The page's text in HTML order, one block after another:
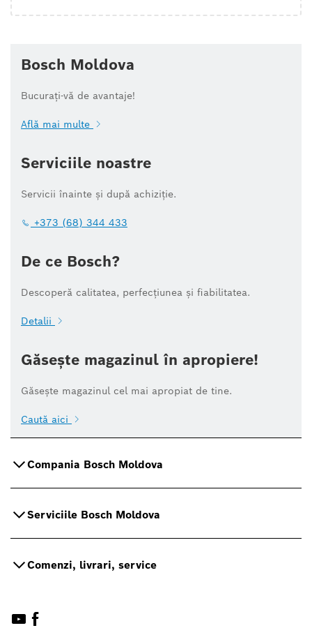
Bosch Moldova
Bucurați-vă de avantaje!
Află mai multe
Serviciile noastre
Servicii înainte și după achiziție.
+373 (68) 344 433
De ce Bosch?
Descoperă calitatea, perfecțiunea și fiabilitatea.
Detalii
Găsește magazinul în apropiere!
Găsește magazinul cel mai apropiat de tine.
Caută aici
Compania Bosch Moldova
Serviciile Bosch Moldova
Comenzi, livrari, service